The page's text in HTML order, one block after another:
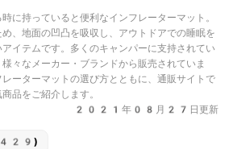
に持っていると便利なインフレーターマット。
、地面の凹凸を吸収し、アウトドアでの睡眠を
イテムです。多くのキャンパーに支持されてい
々なメーカー・ブランドから販売されていま
ーターマットの選び方とともに、通販サイトで
品をご紹介します。
2021年08月27日更新
(429)